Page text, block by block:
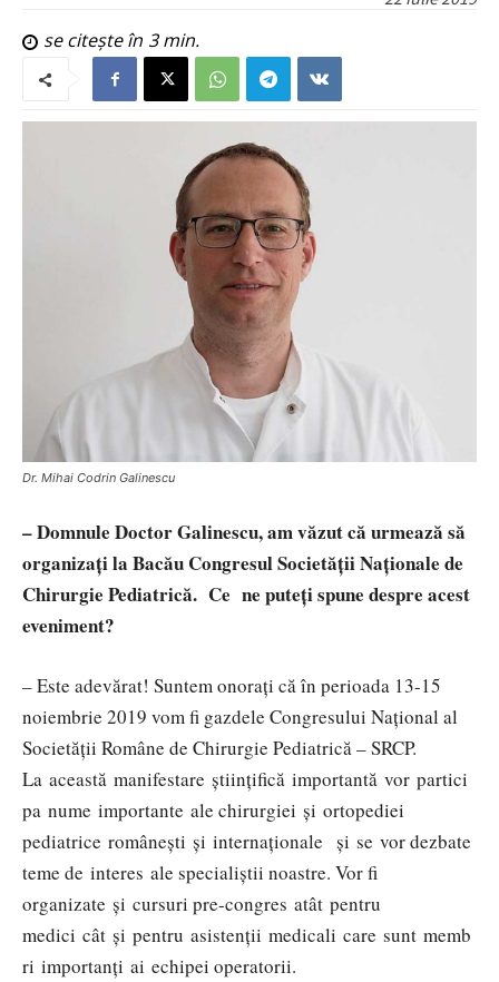
se citește în 3min.
Dr. Mihai Codrin Galinescu
– Domnule Doctor Galinescu, am văzut că urmează să
organizați la Bacău Congresul Societății Naționale de
Chirurgie Pediatrică. Ce ne puteți spune despre acest
eveniment?
– Este adevărat! Suntem onorați că în perioada 13-15
noiembrie 2019 vom fi gazdele Congresului Național al
Societății Române de Chirurgie Pediatrică – SRCP.
La această manifestare științifică importantă vor partici
pa nume importante ale chirurgiei și ortopediei
pediatrice românești și internaționale și se vor dezbate
teme de interes ale specialiștii noastre. Vor fi
organizate și cursuri pre-congres atât pentru
medici cât și pentru asistenții medicali care sunt memb
ri importanți ai echipei operatorii.